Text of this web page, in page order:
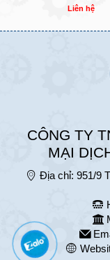
Liên hệ
CÔNG TY
MẠI
Địa chỉ: 951/9